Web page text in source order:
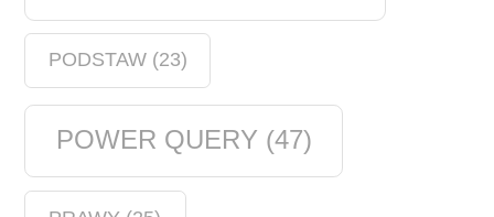
PODSTAW(23)
POWER QUERY (47)